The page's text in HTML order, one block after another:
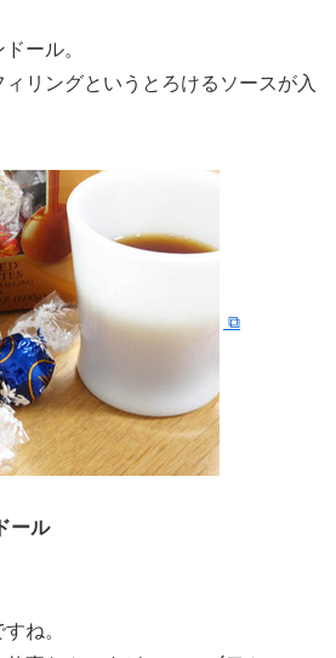
ール。
リングというとろけるソースが入
ール
ね。